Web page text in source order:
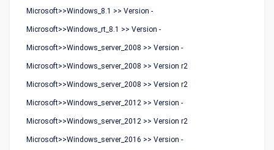
Microsoft>>Windows_8.1 >> Version -
Microsoft>>Windows_rt_8.1 >> Version -
Microsoft>>Windows_server_2008 >> Version -
Microsoft>>Windows_server_2008 >> Version r2
Microsoft>>Windows_server_2008 >> Version r2
Microsoft>>Windows_server_2012 >> Version -
Microsoft>>Windows_server_2012 >> Version r2
Microsoft>>Windows_server_2016 >> Version -